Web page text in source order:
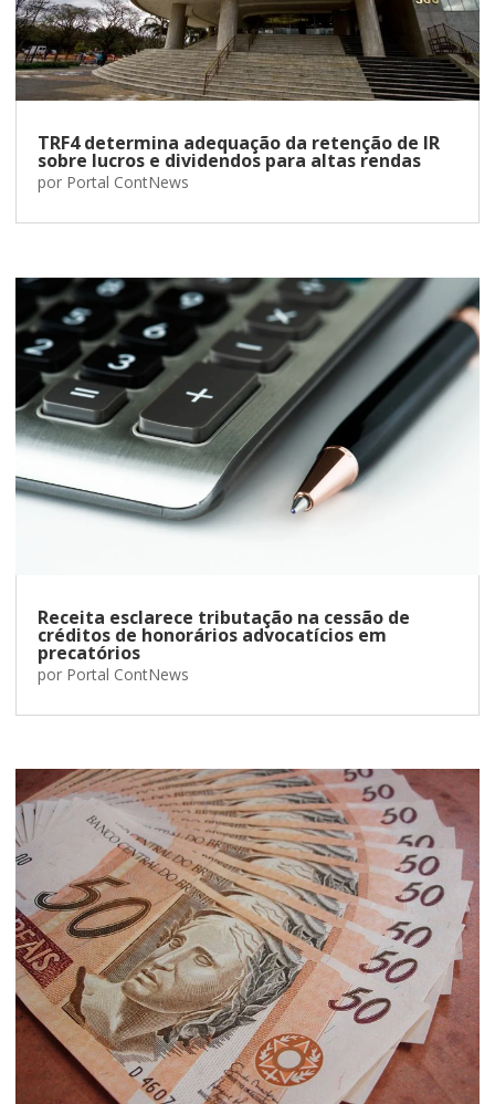
TRF4 determina adequação da retenção de IR
sobre lucros e dividendos para altas rendas
por Portal ContNews
Receita esclarece tributação na cessão de
créditos de honorários advocatícios em
precatórios
por Portal ContNews